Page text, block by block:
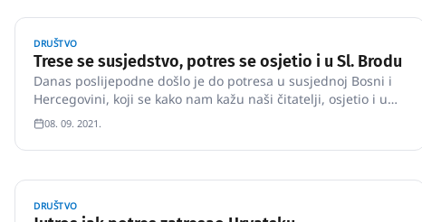
DRUŠTVO
Trese se susjedstvo, potres se osjetio i u Sl. Brodu
Danas poslijepodne došlo je do potresa u susjednoj Bosni i
Hercegovini, koji se kako nam kažu naši čitatelji, osjetio i u
našem gradu.
08. 09. 2021.
DRUŠTVO